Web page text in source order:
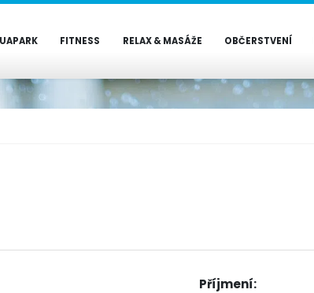
FITNESS RELAX & MASÁŽE OBČERSTVENÍ
Příjmení: